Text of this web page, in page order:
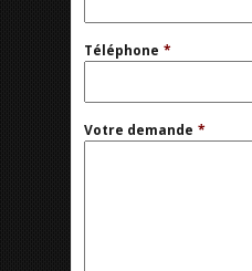
Téléphone *
Votre demande *